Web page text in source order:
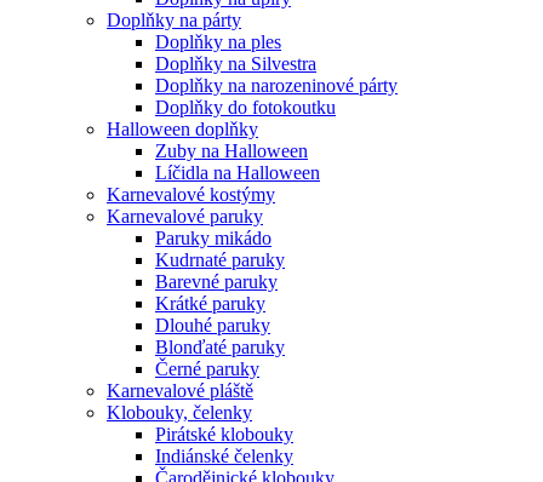
Doplňky na párty
Doplňky na ples
Doplňky na Silvestra
Doplňky na narozeninové párty
Doplňky do fotokoutku
Halloween doplňky
Zuby na Halloween
Líčidla na Halloween
Karnevalové kostýmy
Karnevalové paruky
Paruky mikádo
Kudrnaté paruky
Barevné paruky
Krátké paruky
Dlouhé paruky
Blonďaté paruky
Černé paruky
Karnevalové pláště
Klobouky, čelenky
Pirátské klobouky
Indiánské čelenky
Čarodějnické klobouky